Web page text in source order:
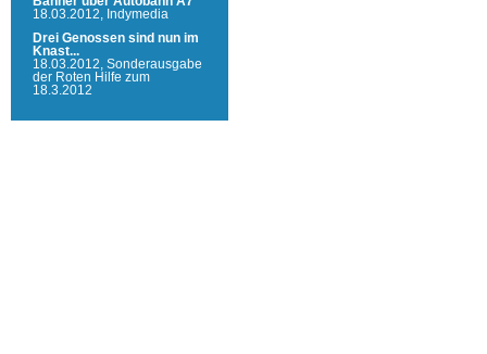
18.03.2012,
Indymedia
Drei Genossen sind nun im
Knast...
18.03.2012, Sonderausgabe
der Roten Hilfe zum
18.3.2012